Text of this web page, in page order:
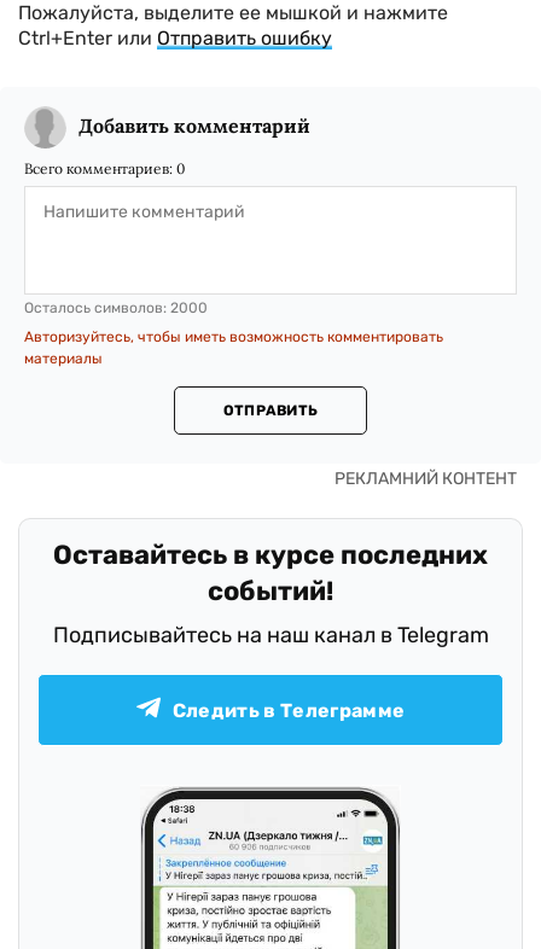
Пожалуйста, выделите ее мышкой и нажмите
Ctrl+Enter или Отправить ошибку
Добавить комментарий
Всего комментариев: 0
Осталось символов: 2000
Авторизуйтесь, чтобы иметь возможность комментировать
материалы
ОТПРАВИТЬ
Оставайтесь в курсе последних
событий!
Подписывайтесь на наш канал в Telegram
Следить в Телеграмме